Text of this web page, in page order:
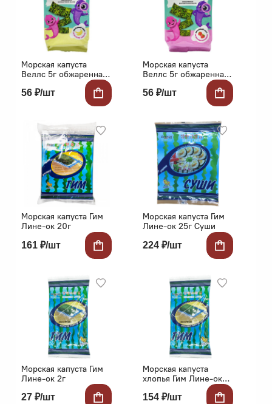
Морская капуста
Веллс 5г обжаренная
со вкусом банана
56 ₽/шт
Морская капуста
Веллс 5г обжаренная
со вкусом клубники
56 ₽/шт
Морская капуста Гим
Лине-ок 20г
161 ₽/шт
Морская капуста Гим
Лине-ок 25г Суши
224 ₽/шт
Морская капуста Гим
Лине-ок 2г
27 ₽/шт
Морская капуста
хлопья Гим Лине-ок
154 ₽/шт